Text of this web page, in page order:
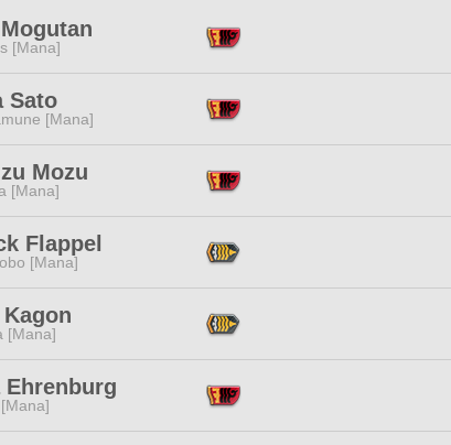
[Mana]
Sato
[Mana]
Mozu
[Mana]
Flappel
[Mana]
[Mana]
Ehrenburg